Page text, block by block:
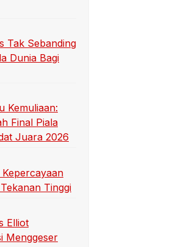
Tak Sebanding
Dunia Bagi
Kemuliaan:
Final Piala
Juara 2026
Tinggi
Elliot
Menggeser